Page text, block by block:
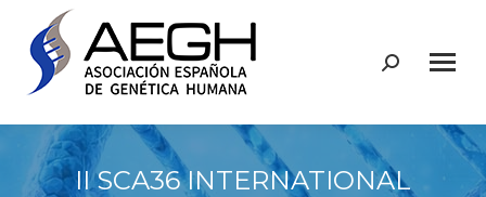
Buscar:
II SCA36 INTERNATIONAL